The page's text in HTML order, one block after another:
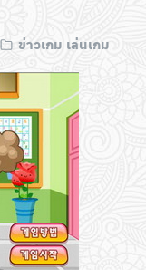
ข่าวเกม เล่นเกม